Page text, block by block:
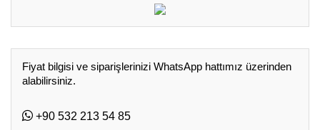
Fiyat bilgisi ve siparişlerinizi WhatsApp hattımız üzerinden
alabilirsiniz.
+90 532 213 54 85